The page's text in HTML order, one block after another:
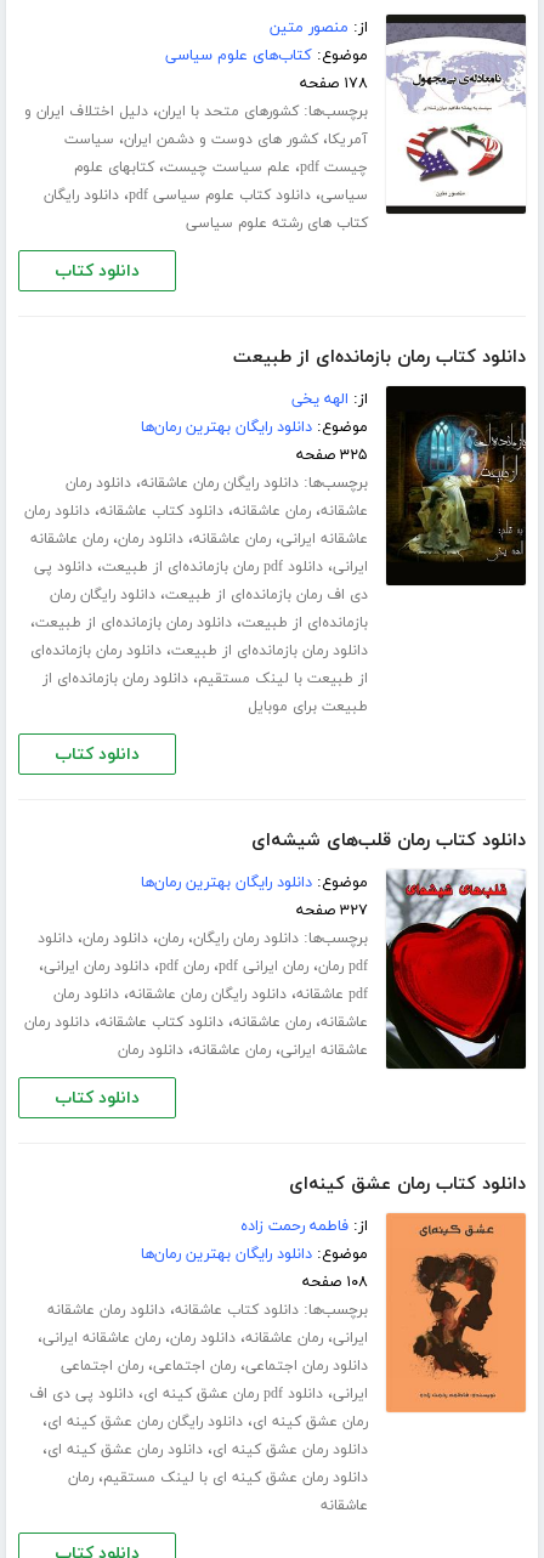
از: منصور متین
موضوع:کتاب‌های علوم سیاسی
۱۷۸ صفحه
برچسب‌ها:کشورهای متحد با ایران،دلیل اختلاف ایران و
آمریکا،کشور های دوست و دشمن ایران، سیاست
چیست pdf
، علم سیاست چیست،کتابهای علوم
سیاسی،دانلود کتاب علوم سیاسی pdf ،دانلود رایگان
کتاب های رشته علوم سیاسی
دانلود کتاب
دانلود کتاب رمان بازمانده‌ای از طبیعت
از: الهه یخی
موضوع:دانلود رایگان بهترین رمان‌ها
۳۲۵ صفحه
برچسب‌ها:دانلود رایگان رمان عاشقانه،دانلود رمان
عاشقانه،رمان عاشقانه،دانلود کتاب عاشقانه،دانلود رمان
عاشقانه ایرانی،رمان عاشقانه،دانلود رمان،رمان عاشقانه
ایرانی،دانلود pdf رمان بازمانده‌ای از طبیعت ،دانلود پی
دی اف رمان بازمانده‌ای از طبیعت،دانلود رایگان رمان
بازمانده‌ای از طبیعت،دانلود رمان بازمانده‌ای از طبیعت،
دانلود رمان بازمانده‌ای از طبیعت،دانلود رمان بازمانده‌ای
از طبیعت با لینک مستقیم،دانلود رمان بازمانده‌ای از
طبیعت برای موبایل
دانلود کتاب
دانلود کتاب رمان قلب‌های شیشه‌ای
موضوع:دانلود رایگان بهترین رمان‌ها
۳۲۷ صفحه
برچسب‌ها:دانلود رمان رایگان،رمان،دانلود رمان،دانلود
pdf رمان
،رمان ایرانی pdf ،رمان pdf ،دانلود رمان ایرانی،
pdf عاشقانه ،دانلود رایگان رمان عاشقانه،دانلود رمان
عاشقانه،رمان عاشقانه،دانلود کتاب عاشقانه،دانلود رمان
عاشقانه ایرانی،رمان عاشقانه،دانلود رمان
دانلود کتاب
دانلود کتاب رمان عشق کینه‌ای
از:فاطمه رحمت زاده
موضوع:دانلود رایگان بهترین رمان‌ها
۱۰۸ صفحه
برچسب‌ها:دانلود کتاب عاشقانه،دانلود رمان عاشقانه
ایرانی،رمان عاشقانه،دانلود رمان،رمان عاشقانه ایرانی،
دانلود رمان اجتماعی،رمان اجتماعی،رمان اجتماعی
ایرانی،دانلود pdf رمان عشق کینه ای ،دانلود پی دی اف
رمان عشق کینه ای،دانلود رایگان رمان عشق کینه ای،
دانلود رمان عشق کینه ای،دانلود رمان عشق کینه ای،
دانلود رمان عشق کینه ای با لینک مستقیم،رمان
عاشقانه
دانلود کتاب